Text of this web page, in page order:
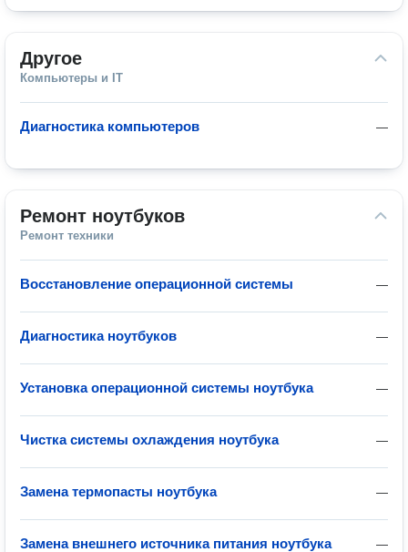
Другое
Компьютеры и IT
—
Диагностика компьютеров
Ремонт ноутбуков
Ремонт техники
—
Восстановление операционной системы
—
Диагностика ноутбуков
—
Установка операционной системы ноутбука
—
Чистка системы охлаждения ноутбука
—
Замена термопасты ноутбука
—
Замена внешнего источника питания ноутбука